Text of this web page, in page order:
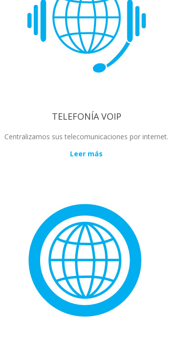
TELEFONÍA VOIP
Centralizamos sus telecomunicaciones por internet.
Leer más